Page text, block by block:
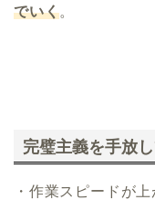
でいく。
完璧主義を手放
・作業スピードが上